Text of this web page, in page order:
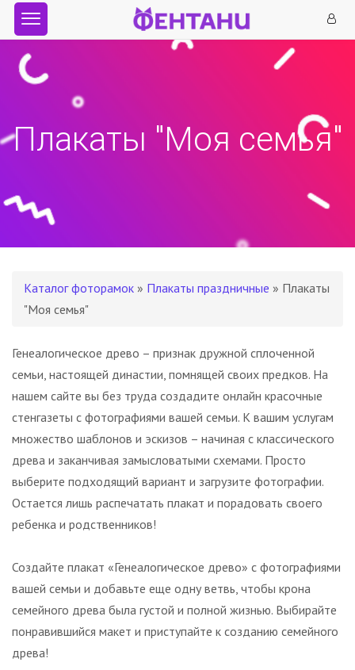
Плакаты "Моя семья"
Каталог фоторамок » Плакаты праздничные » Плакаты
"Моя семья"
Генеалогическое древо – признак дружной сплоченной
семьи, настоящей династии, помнящей своих предков. На
нашем сайте вы без труда создадите онлайн красочные
стенгазеты с фотографиями вашей семьи. К вашим услугам
множество шаблонов и эскизов – начиная с классического
древа и заканчивая замысловатыми схемами. Просто
выберите подходящий вариант и загрузите фотографии.
Остается лишь распечатать плакат и порадовать своего
ребенка и родственников!
Создайте плакат «Генеалогическое древо» с фотографиями
вашей семьи и добавьте еще одну ветвь, чтобы крона
семейного древа была густой и полной жизнью. Выбирайте
понравившийся макет и приступайте к созданию семейного
древа!